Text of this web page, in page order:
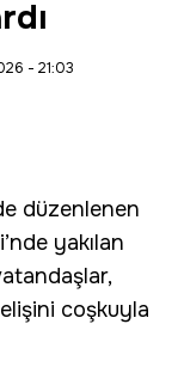
- 21:03
düzenlenen
’nde yakılan
coşkuyla